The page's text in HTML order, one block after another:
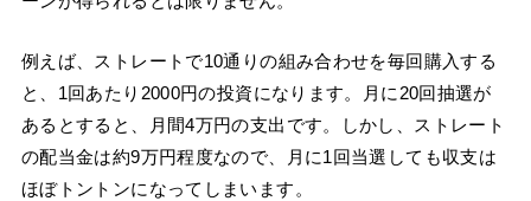
例えば、ストレートで10通りの組み合わせを毎回購入する
と、1回あたり2000円の投資になります。月に20回抽選が
あるとすると、月間4万円の支出です。しかし、ストレート
の配当金は約9万円程度なので、月に1回当選しても収支は
ほぼトントンになってしまいます。